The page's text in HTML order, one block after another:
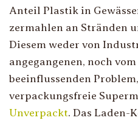
Anteil Plastik in
zermahlen an Stränden
Diesem weder von
angegangenen, noch
beeinflussenden
verpackungsfreie
Unverpackt. Das Laden-